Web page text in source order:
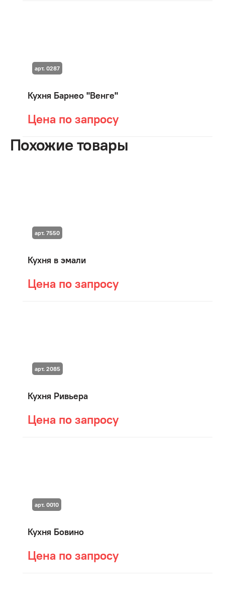
Кухня Барнео "Венге"
Цена по запросу
арт. 0287
Похожие товары
Кухня в эмали
Цена по запросу
арт. 7550
Кухня Ривьера
Цена по запросу
арт. 2085
Кухня Бовино
Цена по запросу
арт. 0010